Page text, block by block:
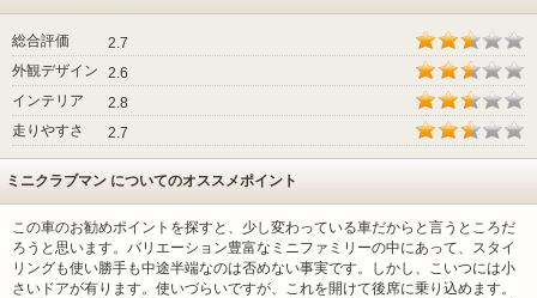
総合評価
2.7
外観デザイン
2.6
インテリア
2.8
走りやすさ
2.7
ミニクラブマン についてのオススメポイント
この車のお勧めポイントを探すと、少し変わっている車だからと言うところだ
ろうと思います。バリエーション豊富なミニファミリーの中にあって、スタイ
リングも使い勝手も中途半端なのは否めない事実です。しかし、こいつには小
さいドアが有ります。使いづらいですが、これを開けて後席に乗り込めます。